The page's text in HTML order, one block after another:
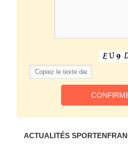
ACTUALITÉS